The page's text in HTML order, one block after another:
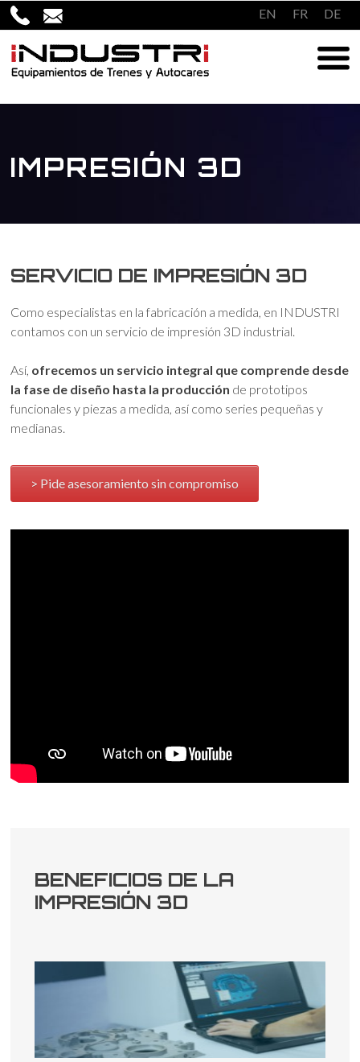
Saltar
al
contenido
EN FR DE
IMPRESIÓN 3D
SERVICIO DE IMPRESIÓN 3D
Como especialistas en la fabricación a medida, en INDUSTRI
contamos con un servicio de impresión 3D industrial.
Así, ofrecemos un servicio integral que comprende desde
la fase de diseño hasta la producción de prototipos
funcionales y piezas a medida, así como series pequeñas y
medianas.
> Pide asesoramiento sin compromiso
BENEFICIOS DE LA
IMPRESIÓN 3D